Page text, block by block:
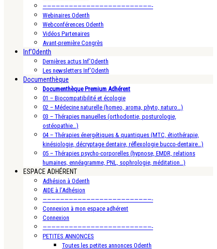
—————————————————————————-
Webinaires Odenth
Webconférences Odenth
Vidéos Partenaires
Avant-première Congrès
Inf’Odenth
Dernières actus Inf’Odenth
Les newsletters Inf’Odenth
Documenthèque
Documenthèque Premium Adhérent
01 – Biocompatibilité et écologie
02 – Médecine naturelle (homeo, aroma, phyto, naturo…)
03 – Thérapies manuelles (orthodontie, posturologie,
ostéopathie…)
04 – Thérapies énergétiques & quantiques (MTC, étiothérapie,
kinésiologie, décryptage dentaire, réflexologie bucco-dentaire…)
05 – Thérapies psycho-corporelles (hypnose, EMDR, relations
humaines, ennéagramme, PNL, sophrologie, méditation…)
ESPACE ADHÉRENT
Adhésion à Odenth
AIDE à l’Adhésion
—————————————————————————-
Connexion à mon espace adhérent
Connexion
—————————————————————————-
PETITES ANNONCES
Toutes les petites annonces Odenth